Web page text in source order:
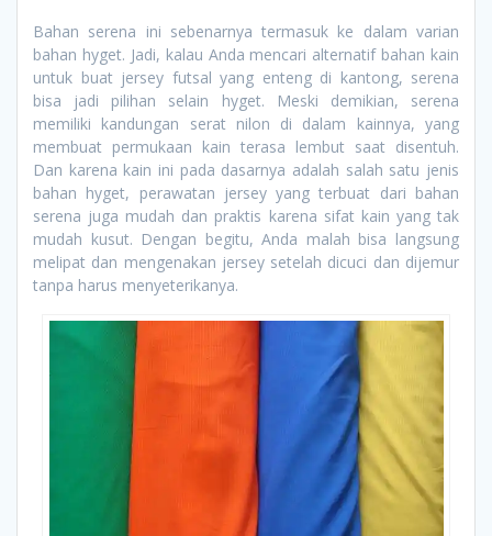
Bahan serena ini sebenarnya termasuk ke dalam varian
bahan hyget. Jadi, kalau Anda mencari alternatif bahan kain
untuk buat jersey futsal yang enteng di kantong, serena
bisa jadi pilihan selain hyget. Meski demikian, serena
memiliki kandungan serat nilon di dalam kainnya, yang
membuat permukaan kain terasa lembut saat disentuh.
Dan karena kain ini pada dasarnya adalah salah satu jenis
bahan hyget, perawatan jersey yang terbuat dari bahan
serena juga mudah dan praktis karena sifat kain yang tak
mudah kusut. Dengan begitu, Anda malah bisa langsung
melipat dan mengenakan jersey setelah dicuci dan dijemur
tanpa harus menyeterikanya.